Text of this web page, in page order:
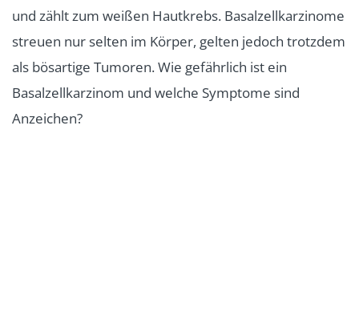
und zählt zum weißen Hautkrebs. Basalzellkarzinome
streuen nur selten im Körper, gelten jedoch trotzdem
als bösartige Tumoren. Wie gefährlich ist ein
Basalzellkarzinom und welche Symptome sind
Anzeichen?